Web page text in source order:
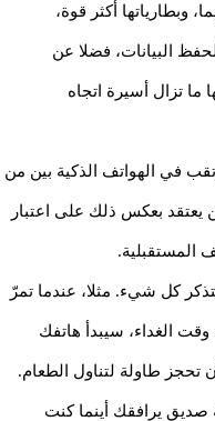
وبطارياتها أكثر قوة،
البيانات، فضلا عن
ما تزال أسيرة اتجاه
في الهواتف الذكية بين من
يعتقد بعكس ذلك على اعتبار
المستقبلية.
كل شيء. مثلا، عندما تمرّ
الغداء، سيبدأ هاتفك
تحجز طاولة لتناول الطعام.
صديق يرافقك أينما كنت